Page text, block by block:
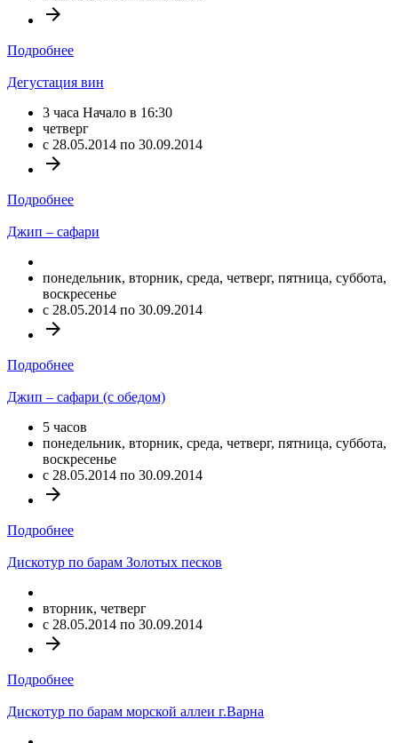
arrow_forward
Подробнее
Дегустация вин
3 часа Начало в 16:30
четверг
c 28.05.2014 по 30.09.2014
arrow_forward
Подробнее
Джип – сафари
понедельник, вторник, среда, четверг, пятница, суббота,
воскресенье
c 28.05.2014 по 30.09.2014
arrow_forward
Подробнее
Джип – сафари (с обедом)
5 часов
понедельник, вторник, среда, четверг, пятница, суббота,
воскресенье
c 28.05.2014 по 30.09.2014
arrow_forward
Подробнее
Дискотур по барам Золотых песков
вторник, четверг
c 28.05.2014 по 30.09.2014
arrow_forward
Подробнее
Дискотур по барам морской аллеи г.Варна